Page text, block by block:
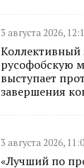
3 августа 2026,
Коллективный
русофобскую
выступает
завершения
3 августа 2026,
«Лучший по